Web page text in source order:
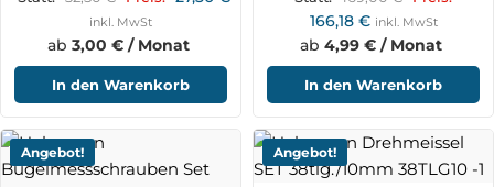
inkl. MwSt
ab 3,00 € / Monat
In den Warenkorb
166,18 € inkl. MwSt
ab 4,99 € / Monat
In den Warenkorb
Angebot! Angebot!